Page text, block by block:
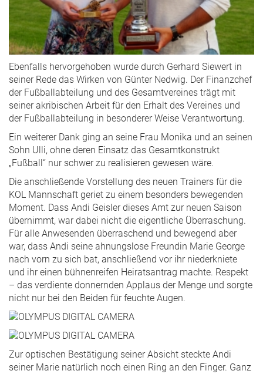
Ebenfalls hervorgehoben wurde durch Gerhard Siewert in
seiner Rede das Wirken von Günter Nedwig. Der Finanzchef
der Fußballabteilung und des Gesamtvereines trägt mit
seiner akribischen Arbeit für den Erhalt des Vereines und
der Fußballabteilung in besonderer Weise Verantwortung.
Ein weiterer Dank ging an seine Frau Monika und an seinen
Sohn Ulli, ohne deren Einsatz das Gesamtkonstrukt
„Fußball“ nur schwer zu realisieren gewesen wäre.
Die anschließende Vorstellung des neuen Trainers für die
KOL Mannschaft geriet zu einem besonders bewegenden
Moment. Dass Andi Geisler dieses Amt zur neuen Saison
übernimmt, war dabei nicht die eigentliche Überraschung.
Für alle Anwesenden überraschend und bewegend aber
war, dass Andi seine ahnungslose Freundin Marie George
nach vorn zu sich bat, anschließend vor ihr niederkniete
und ihr einen bühnenreifen Heiratsantrag machte. Respekt
– das verdiente donnernden Applaus der Menge und sorgte
nicht nur bei den Beiden für feuchte Augen.
Zur optischen Bestätigung seiner Absicht steckte Andi
seiner Marie natürlich noch einen Ring an den Finger. Ganz